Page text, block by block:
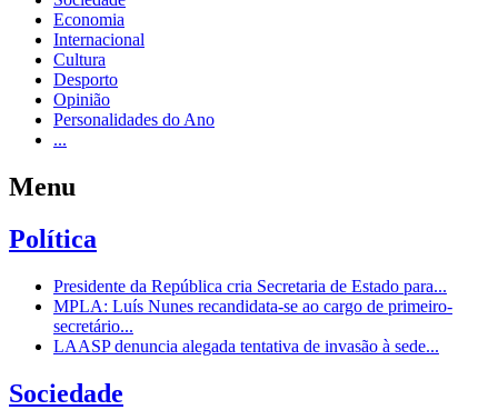
Economia
Internacional
Cultura
Desporto
Opinião
Personalidades do Ano
...
Menu
Política
Presidente da República cria Secretaria de Estado para...
MPLA: Luís Nunes recandidata-se ao cargo de primeiro-
secretário...
LAASP denuncia alegada tentativa de invasão à sede...
Sociedade